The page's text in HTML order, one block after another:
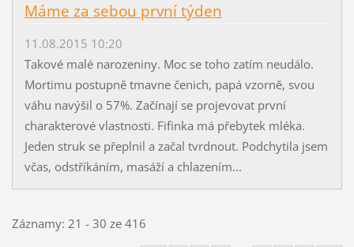
Máme za sebou první týden
11.08.2015 10:20
Takové malé narozeniny. Moc se toho zatím neudálo.
Mortimu postupně tmavne čenich, papá vzorně, svou
váhu navýšil o 57%. Začínají se projevovat první
charakterové vlastnosti. Fifinka má přebytek mléka.
Jeden struk se přeplnil a začal tvrdnout. Podchytila jsem
včas, odstříkáním, masáží a chlazením...
Záznamy: 21 - 30 ze 416